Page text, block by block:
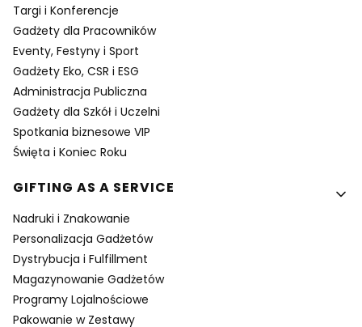
Targi i Konferencje
Gadżety dla Pracowników
Eventy, Festyny i Sport
Gadżety Eko, CSR i ESG
Administracja Publiczna
Gadżety dla Szkół i Uczelni
Spotkania biznesowe VIP
Święta i Koniec Roku
GIFTING AS A SERVICE
Nadruki i Znakowanie
Personalizacja Gadżetów
Dystrybucja i Fulfillment
Magazynowanie Gadżetów
Programy Lojalnościowe
Pakowanie w Zestawy